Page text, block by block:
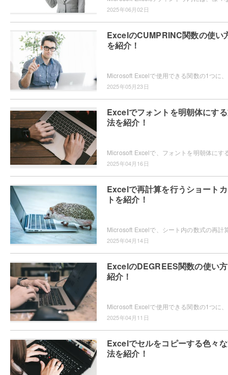
2025年06月02日
ExcelのCUMPRINC関数の使い
を紹介！
2025年05月23日
Excelでフォントを明朝体にす
法を紹介！
2025年04月16日
Excelで再計算を行うショート
トを紹介！
2025年04月14日
ExcelのDEGREES関数の使い
紹介！
2025年04月11日
Excelでセルをコピーする色々
法を紹介！